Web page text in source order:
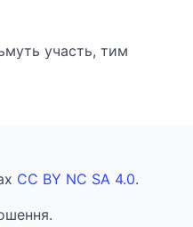
участь, тим
CC BY NC SA 4.0.